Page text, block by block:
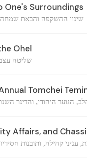
One's Surroundings
שינוי ההשקפה והבאת שמחה
Ohel
שליטה
Tomchei
הנוער היהודי, והדינר
Affairs, and
עניני קהילה, ותובנות